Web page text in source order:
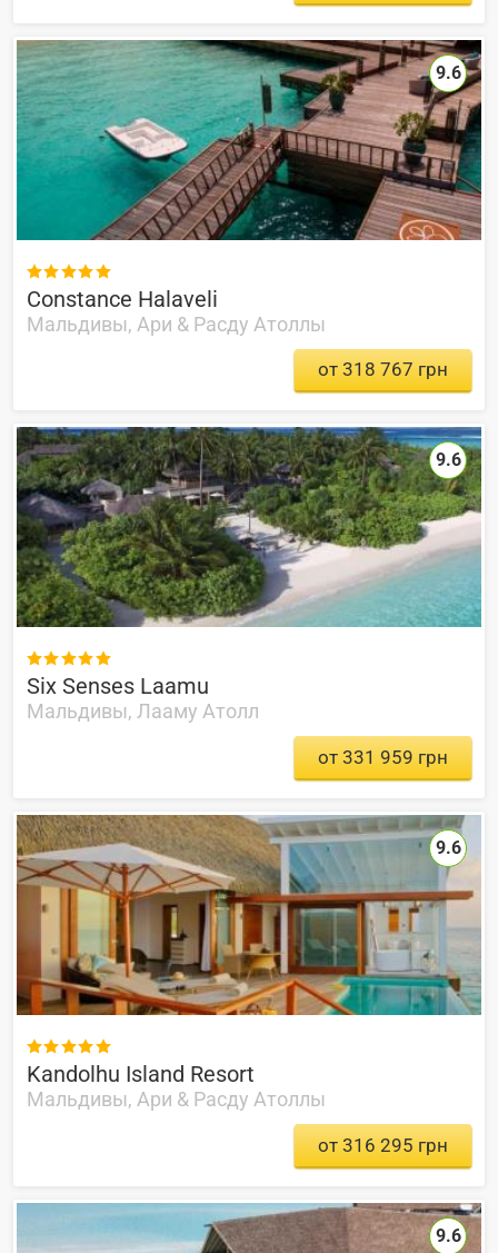

Constance Halaveli
Мальдивы, Ари & Расду Атоллы
9.6
от 318 767 грн

Six Senses Laamu
Мальдивы, Лааму Атолл
9.6
от 331 959 грн

Kandolhu Island Resort
Мальдивы, Ари & Расду Атоллы
9.6
от 316 295 грн
9.6